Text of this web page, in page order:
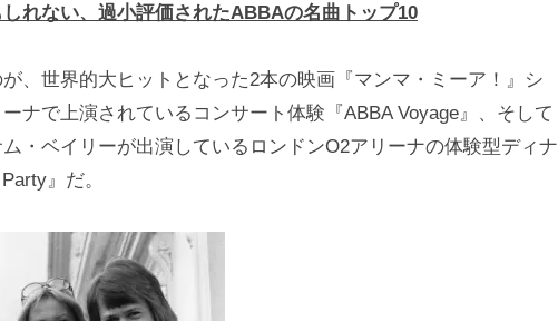
れない、過小評価されたABBAの名曲トップ10
、世界的大ヒットとなった2本の映画『マンマ・ミーア！』シ
ナで上演されているコンサート体験『ABBA Voyage』、そして
・ベイリーが出演しているロンドンO2アリーナの体験型ディナ
』だ。